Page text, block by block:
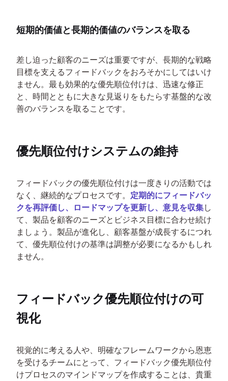
短期的価値と長期的価値のバランスを取る
差し迫った顧客のニーズは重要ですが、長期的な戦略
目標を支えるフィードバックをおろそかにしてはいけ
ません。最も効果的な優先順位付けは、迅速な修正
と、時間とともに大きな見返りをもたらす基盤的な改
善のバランスを取ることです。
優先順位付けシステムの維持
フィードバックの優先順位付けは一度きりの活動では
なく、継続的なプロセスです。 定期的にフィードバッ
クを再評価し、ロードマップを更新し、意見を収集し
て、製品を顧客のニーズとビジネス目標に合わせ続け
ましょう。製品が進化し、顧客基盤が成長するにつれ
て、優先順位付けの基準は調整が必要になるかもしれ
ません。
フィードバック優先順位付けの可
視化
視覚的に考える人や、明確なフレームワークから恩恵
を受けるチームにとって、フィードバック優先順位付
けプロセスのマインドマップを作成することは、貴重